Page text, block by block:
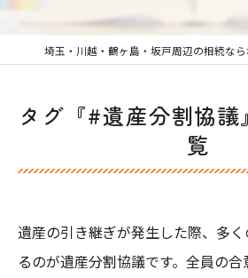
タグ『#遺産分割協議
覧
遺産の引き継ぎが発生した際、多
るのが遺産分割協議です。全員の